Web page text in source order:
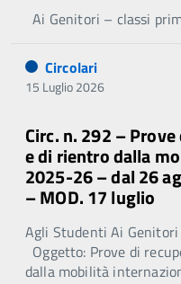
Ai Genitori – classi
Circolari
15 Luglio 2026
Circ. n. 292 –
e di rientro dalla
2025-26 – dal 26
– MOD. 17 luglio
Agli Studenti Ai Genitori
Oggetto: Prove di
dalla mobilità